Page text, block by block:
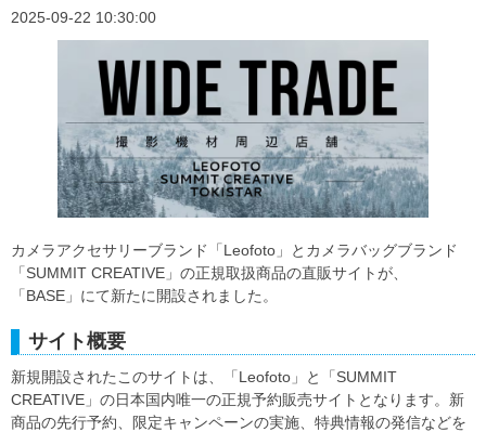
2025-09-22 10:30:00
カメラアクセサリーブランド「Leofoto」とカメラバッグブランド
「SUMMIT CREATIVE」の正規取扱商品の直販サイトが、
「BASE」にて新たに開設されました。
サイト概要
新規開設されたこのサイトは、「Leofoto」と「SUMMIT
CREATIVE」の日本国内唯一の正規予約販売サイトとなります。新
商品の先行予約、限定キャンペーンの実施、特典情報の発信などを